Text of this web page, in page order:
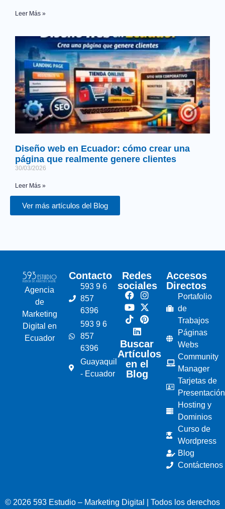
Leer Más »
Diseño web en Ecuador: cómo crear una
página que realmente genere clientes
30/03/2026
Leer Más »
Ver más artículos del Blog
Agencia
de
Marketing
Digital en
Ecuador
Contacto
593 9 6
857
6396
593 9 6
857
6396
Guayaquil
- Ecuador
Redes
sociales
Buscar
Artículos
en el
Blog
Accesos
Directos
Portafolio
de
Trabajos
Páginas
Webs
Community
Manager
Tarjetas de
Presentación
Hosting y
Dominios
Curso de
Wordpress
Blog
Contáctenos
© 2026 593 Estudio – Marketing Digital | Todos los derechos